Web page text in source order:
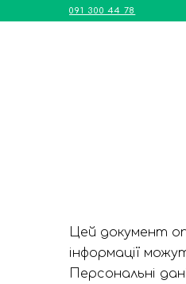
091 300 44 78
Цей документ
інформації
Персональні дані